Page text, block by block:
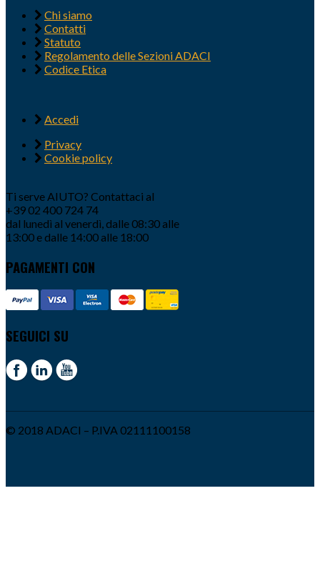
Chi siamo
Contatti
Statuto
Regolamento delle Sezioni ADACI
Codice Etica
Accedi
Privacy
Cookie policy
Ti serve AIUTO? Contattaci al
+39 02 400 724 74
dal lunedì al venerdì, dalle 08:30 alle
13:00 e dalle 14:00 alle 18:00
PAGAMENTI CON
SEGUICI SU
© 2018 ADACI – P.IVA 02111100158